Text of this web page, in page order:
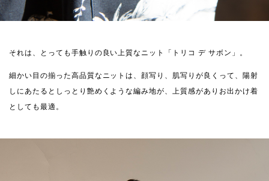
それは、とっても手触りの良い上質なニット「トリコ デ サボン」。
細かい目の揃った高品質なニットは、顔写り、肌写りが良くって、陽射
しにあたるとしっとり艶めくような編み地が、上質感がありお出かけ着
としても最適。